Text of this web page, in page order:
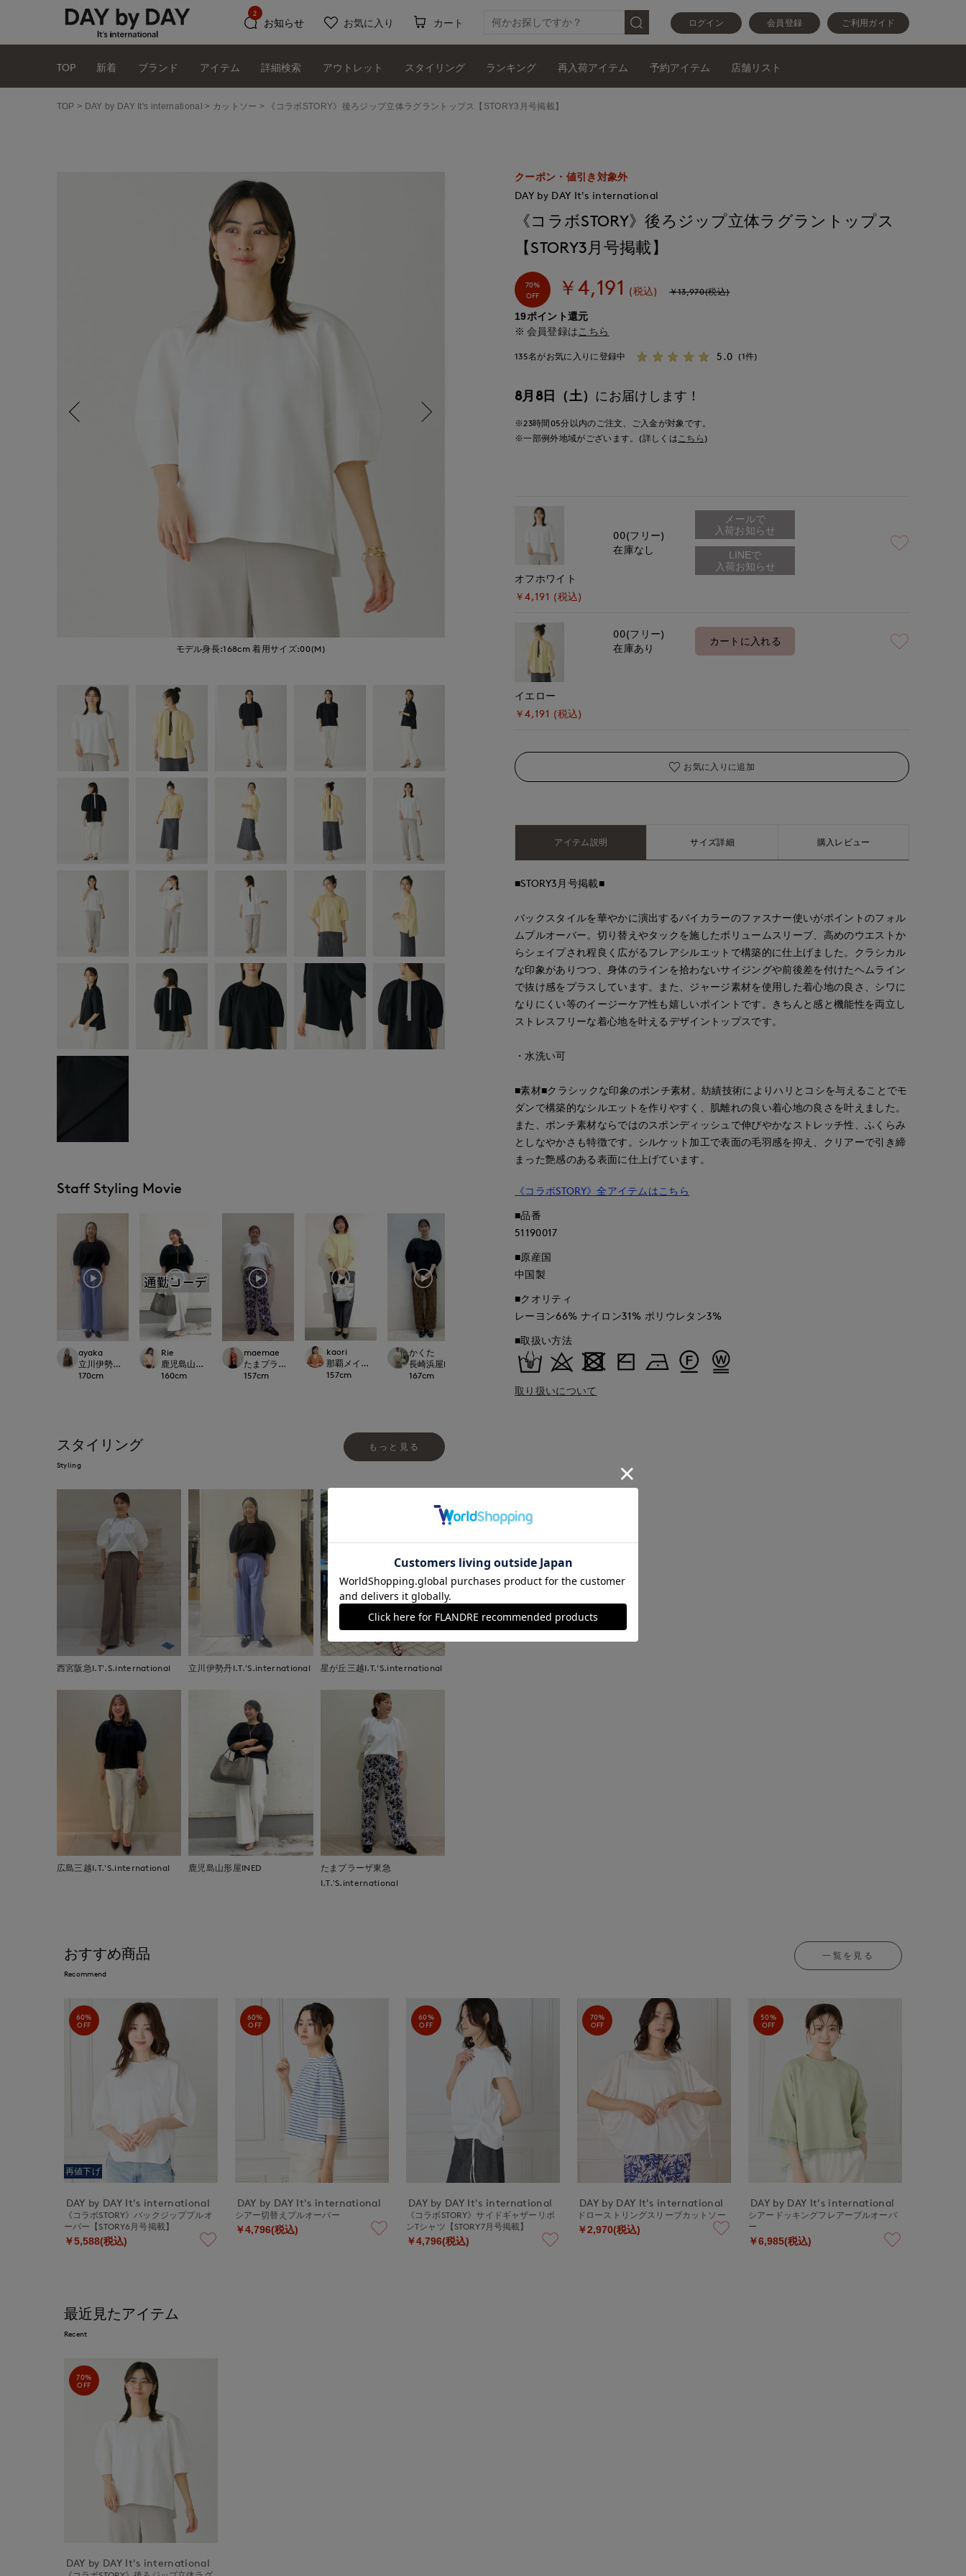
ログイン 会員登録 ご利用ガイド
お知らせ
2
お気に入り カート
TOP 新着 ブランド アイテム 詳細検索 アウトレット スタイリング ランキング 再入荷アイテム 予約アイテム 店舗リスト
TOP DAY by DAY It's international カットソー 《コラボSTORY》後ろジップ立体ラグラントップス【STORY3月号掲載】
モデル身長:168cm 着用サイズ:00(M) モデル身長:168cm 着用サイズ:00(M)
Staff Styling Movie
ayaka
立川伊勢丹I.T.'S.international
170cm
Rie
鹿児島山形屋INED
160cm
maemae
たまプラーザ東急I.T.'S.international
157cm
kaori
那覇メインプレイスI.T.'S.international
157cm
かくた
長崎浜屋I.T.'S. international/7-IDconcept.
167cm
福岡三越I.T.'S.international
kaori
那覇メインプレイスI.T.'S.international
スタイリング
Styling
もっと見る
西宮阪急I.T'.S.international 立川伊勢丹I.T.'S.international 星が丘三越I.T.'S.international
広島三越I.T.'S.international 鹿児島山形屋INED
たまプラーザ東急
I.T.'S.international
クーポン・値引き対象外
DAY by DAY It's international
《コラボSTORY》後ろジップ立体ラグラントップス
【STORY3月号掲載】
70%
OFF
￥4,191 (税込) ￥13,970(税込)
19ポイント還元
会員登録はこちら
135名がお気に入りに登録中 5.0 (1件)
8月8日（土） にお届けします！
※23時間05分以内のご注文、ご入金が対象です。
※一部例外地域がございます。(詳しくは こちら )
オフホワイト
￥4,191 (税込)
00(フリー)
在庫なし
メールで
入荷お知らせ
イエロー
￥4,191 (税込)
00(フリー)
在庫あり
カートに入れる
お気に入りに追加
アイテム説明 サイズ詳細 購入レビュー
■STORY3月号掲載■
バックスタイルを華やかに演出するバイカラーのファスナー使いがポイントのフォル
ムプルオーバー。切り替えやタックを施したボリュームスリーブ、高めのウエストか
らシェイプされ程良く広がるフレアシルエットで構築的に仕上げました。クラシカル
な印象がありつつ、身体のラインを拾わないサイジングや前後差を付けたヘムライン
で抜け感をプラスしています。また、ジャージ素材を使用した着心地の良さ、シワに
なりにくい等のイージーケア性も嬉しいポイントです。きちんと感と機能性を両立し
ストレスフリーな着心地を叶えるデザイントップスです。
・水洗い可
■素材■クラシックな印象のポンチ素材。紡績技術によりハリとコシを与えることでモ
ダンで構築的なシルエットを作りやすく、肌離れの良い着心地の良さを叶えました。
また、ポンチ素材ならではのスポンディッシュで伸びやかなストレッチ性、ふくらみ
としなやかさも特徴です。シルケット加工で表面の毛羽感を抑え、クリアーで引き締
まった艶感のある表面に仕上げています。
《コラボSTORY》全アイテムはこちら
■品番
51190017
■原産国
中国製
■クオリティ
レーヨン66% ナイロン31% ポリウレタン3%
■取扱い方法
取り扱いについて
おすすめ商品
Recommend
一覧を見る
60%
OFF
再値下げ
DAY by DAY It's international
《コラボSTORY》バックジッププルオ
ーバー【STORY6月号掲載】
￥5,588(税込)
60%
OFF
DAY by DAY It's international
シアー切替えプルオーバー
￥4,796(税込)
60%
OFF
DAY by DAY It's international
《コラボSTORY》サイドギャザーリボ
ンTシャツ【STORY7月号掲載】
￥4,796(税込)
70%
OFF
DAY by DAY It's international
ドローストリングスリーブカットソー
￥2,970(税込)
50%
OFF
DAY by DAY It's international
シアードッキングフレアープルオーバ
ー
￥6,985(税込)
最近見たアイテム
Recent
70%
OFF
DAY by DAY It's international